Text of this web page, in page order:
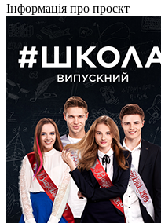
Інформація про проєкт